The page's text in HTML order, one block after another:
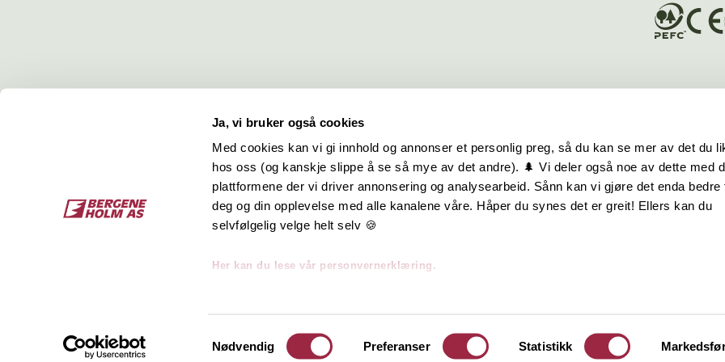
Ja, vi bruker også cookies
Med cookies kan vi gi innhold og annonser et personlig preg, så du kan se mer av det du
hos oss (og kanskje slippe å se så mye av det andre). 🌲 Vi deler også noe av dette med
plattformene der vi driver annonsering og analysearbeid. Sånn kan vi gjøre det enda bedre
deg og din opplevelse med alle kanalene våre. Håper du synes det er greit! Ellers kan du
selvfølgelig velge helt selv 🍪
Her kan du lese vår personvernerklæring.
Samtykkevalg
Nødvendig Preferanser Statistikk
Bergene Holm AS
ordre@bergeneholm.no
Om oss
Jobbe hos oss
Hurtiglenker